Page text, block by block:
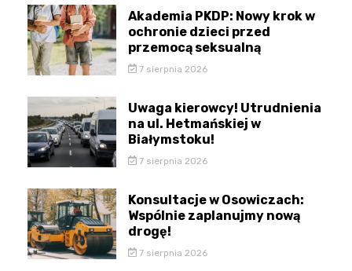
Akademia PKDP: Nowy krok w
ochronie dzieci przed
przemocą seksualną
7 sierpnia 2026
Uwaga kierowcy! Utrudnienia
na ul. Hetmańskiej w
Białymstoku!
7 sierpnia 2026
Konsultacje w Osowiczach:
Wspólnie zaplanujmy nową
drogę!
7 sierpnia 2026